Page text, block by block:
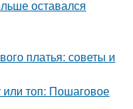
оставался
платья: советы и
или топ: Пошаговое